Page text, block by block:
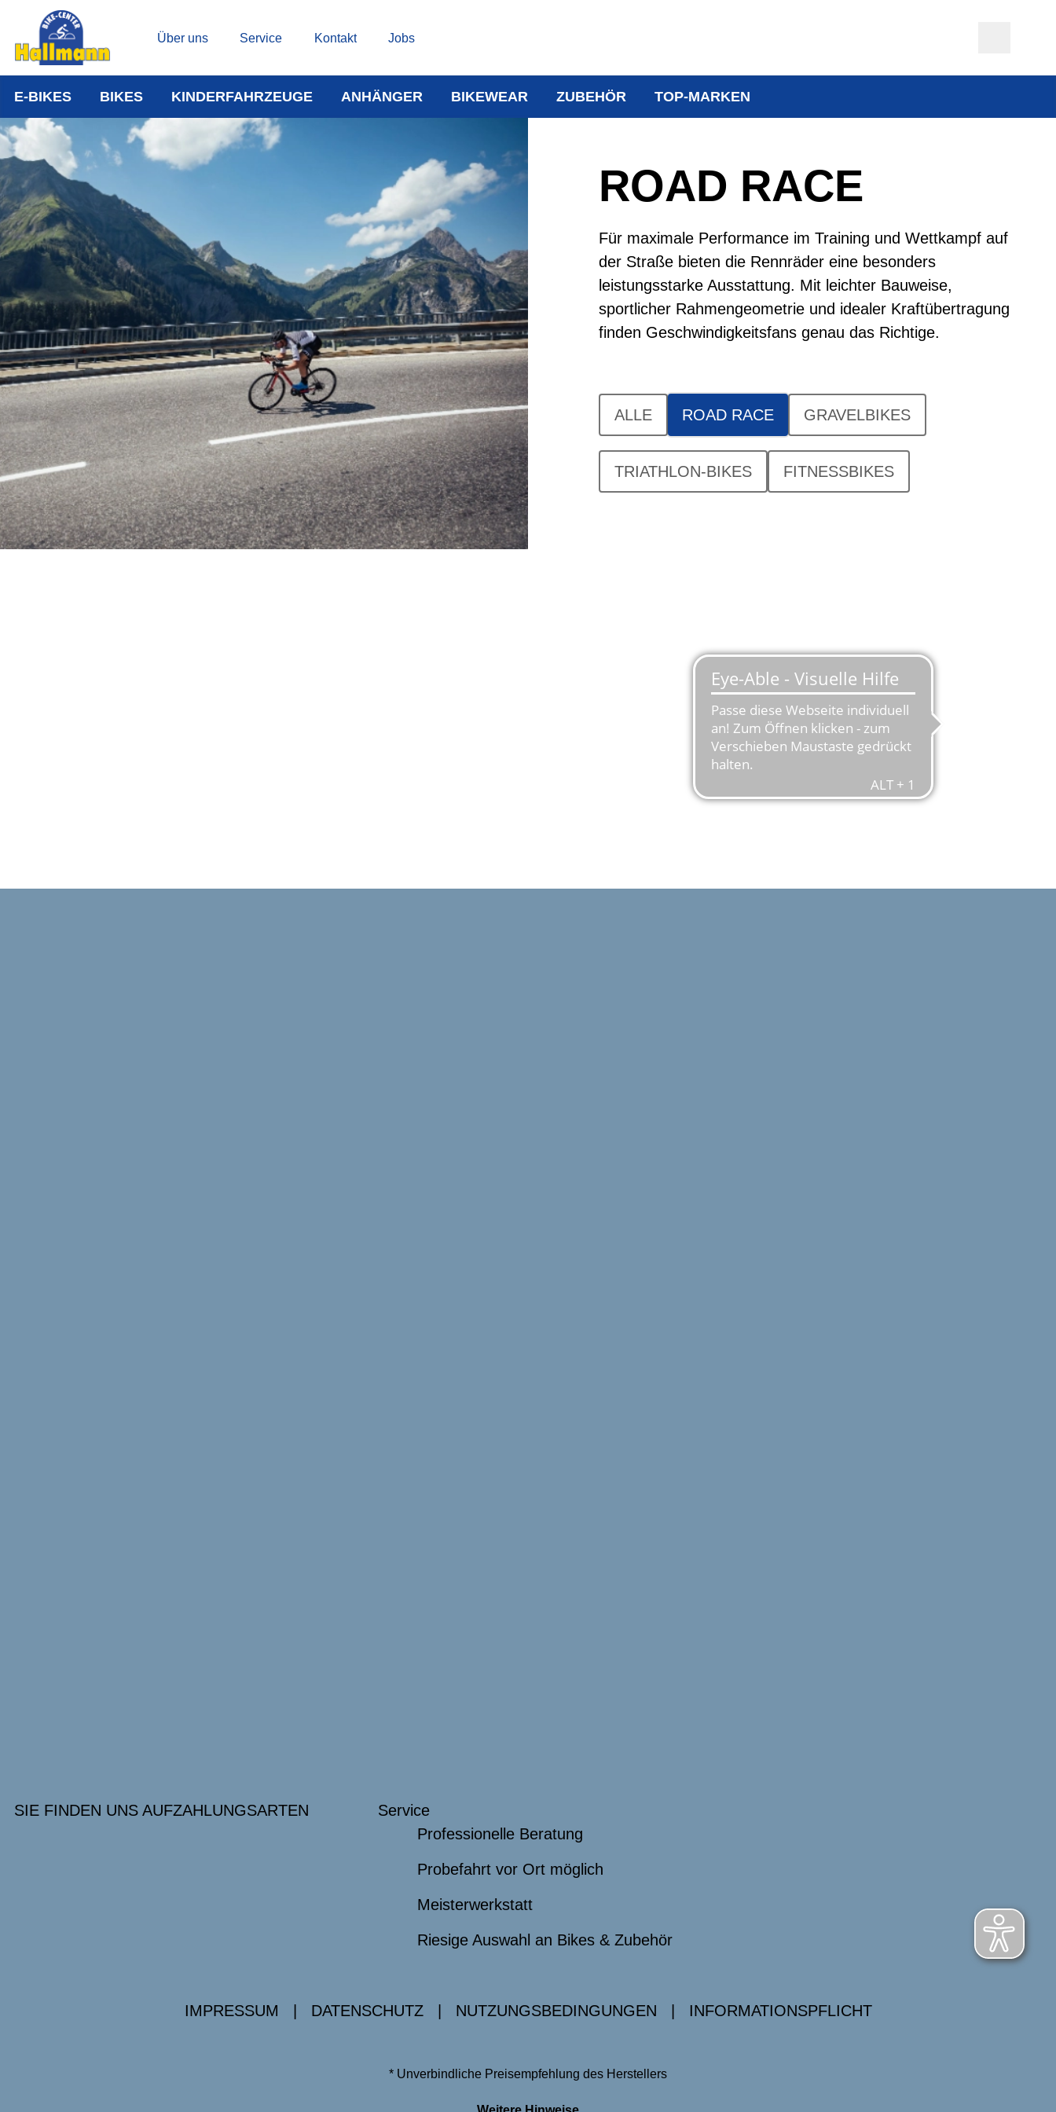
Über uns Service Kontakt Jobs
E-BIKES BIKES KINDERFAHRZEUGE ANHÄNGER BIKEWEAR ZUBEHÖR TOP-MARKEN
ROAD RACE
Für maximale Performance im Training und Wettkampf auf
der Straße bieten die Rennräder eine besonders
leistungsstarke Ausstattung. Mit leichter Bauweise,
sportlicher Rahmengeometrie und idealer Kraftübertragung
finden Geschwindigkeitsfans genau das Richtige.
ALLE ROAD RACE GRAVELBIKES
TRIATHLON-BIKES FITNESSBIKES
SIE FINDEN UNS AUFZAHLUNGSARTEN
Service
Professionelle Beratung
Probefahrt vor Ort möglich
Meisterwerkstatt
Riesige Auswahl an Bikes & Zubehör
IMPRESSUM DATENSCHUTZ NUTZUNGSBEDINGUNGEN INFORMATIONSPFLICHT
* Unverbindliche Preisempfehlung des Herstellers